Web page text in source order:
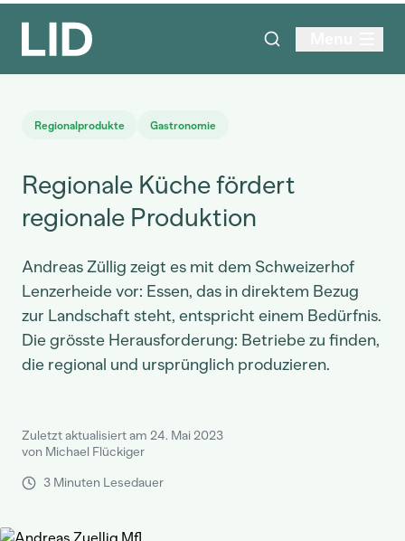
Regionalprodukte Gastronomie
Regionale Küche fördert
regionale Produktion
Andreas Züllig zeigt es mit dem Schweizerhof
Lenzerheide vor: Essen, das in direktem Bezug
zur Landschaft steht, entspricht einem Bedürfnis.
Die grösste Herausforderung: Betriebe zu finden,
die regional und ursprünglich produzieren.
Zuletzt aktualisiert am 24. Mai 2023
von Michael Flückiger
3 Minuten Lesedauer